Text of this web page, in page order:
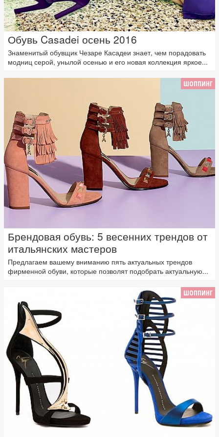
Обувь Casadei осень 2016
Знаменитый обувщик Чезаре Касадеи знает, чем порадовать
модниц серой, унылой осенью и его новая коллекция яркое...
ШОППИНГ
Брендовая обувь: 5 весенних трендов от
итальянских мастеров
Предлагаем вашему вниманию пять актуальных трендов
фирменной обуви, которые позволят подобрать актуальную...
ШОППИНГ